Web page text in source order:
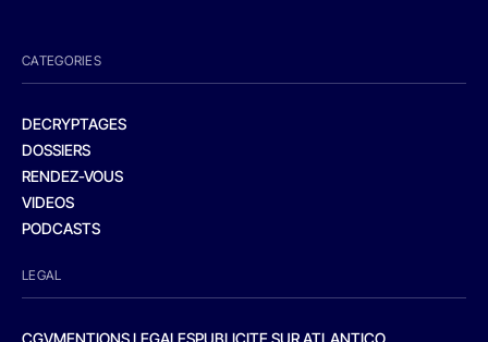
CATEGORIES
DECRYPTAGES
DOSSIERS
RENDEZ-VOUS
VIDEOS
PODCASTS
LEGAL
CGVMENTIONS LEGALESPUBLICITE SUR ATLANTICO